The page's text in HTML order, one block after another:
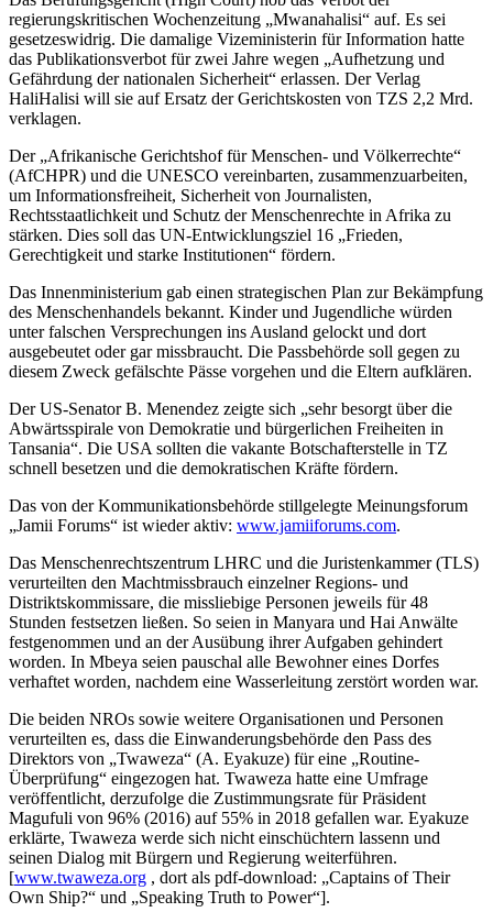
regierungskritischen Wochenzeitung „Mwanahalisi“ auf. Es sei
gesetzeswidrig. Die damalige Vizeministerin für Information hatte
das Publikationsverbot für zwei Jahre wegen „Aufhetzung und
Gefährdung der nationalen Sicherheit“ erlassen. Der Verlag
HaliHalisi will sie auf Ersatz der Gerichtskosten von TZS 2,2 Mrd.
verklagen.
Der „Afrikanische Gerichtshof für Menschen- und Völkerrechte“
(AfCHPR) und die UNESCO vereinbarten, zusammenzuarbeiten,
um Informationsfreiheit, Sicherheit von Journalisten,
Rechtsstaatlichkeit und Schutz der Menschenrechte in Afrika zu
stärken. Dies soll das UN-Entwicklungsziel 16 „Frieden,
Gerechtigkeit und starke Institutionen“ fördern.
Das Innenministerium gab einen strategischen Plan zur Bekämpfung
des Menschenhandels bekannt. Kinder und Jugendliche würden
unter falschen Versprechungen ins Ausland gelockt und dort
ausgebeutet oder gar missbraucht. Die Passbehörde soll gegen zu
diesem Zweck gefälschte Pässe vorgehen und die Eltern aufklären.
Der US-Senator B. Menendez zeigte sich „sehr besorgt über die
Abwärtsspirale von Demokratie und bürgerlichen Freiheiten in
Tansania“. Die USA sollten die vakante Botschafterstelle in TZ
schnell besetzen und die demokratischen Kräfte fördern.
Das von der Kommunikationsbehörde stillgelegte Meinungsforum
„Jamii Forums“ ist wieder aktiv: www.jamiiforums.com.
Das Menschenrechtszentrum LHRC und die Juristenkammer (TLS)
verurteilten den Machtmissbrauch einzelner Regions- und
Distriktskommissare, die missliebige Personen jeweils für 48
Stunden festsetzen ließen. So seien in Manyara und Hai Anwälte
festgenommen und an der Ausübung ihrer Aufgaben gehindert
worden. In Mbeya seien pauschal alle Bewohner eines Dorfes
verhaftet worden, nachdem eine Wasserleitung zerstört worden war.
Die beiden NROs sowie weitere Organisationen und Personen
verurteilten es, dass die Einwanderungsbehörde den Pass des
Direktors von „Twaweza“ (A. Eyakuze) für eine „Routine-
Überprüfung“ eingezogen hat. Twaweza hatte eine Umfrage
veröffentlicht, derzufolge die Zustimmungsrate für Präsident
Magufuli von 96% (2016) auf 55% in 2018 gefallen war. Eyakuze
erklärte, Twaweza werde sich nicht einschüchtern lassenn und
seinen Dialog mit Bürgern und Regierung weiterführen.
[www.twaweza.org , dort als pdf-download: „Captains of Their
Own Ship?“ und „Speaking Truth to Power“].